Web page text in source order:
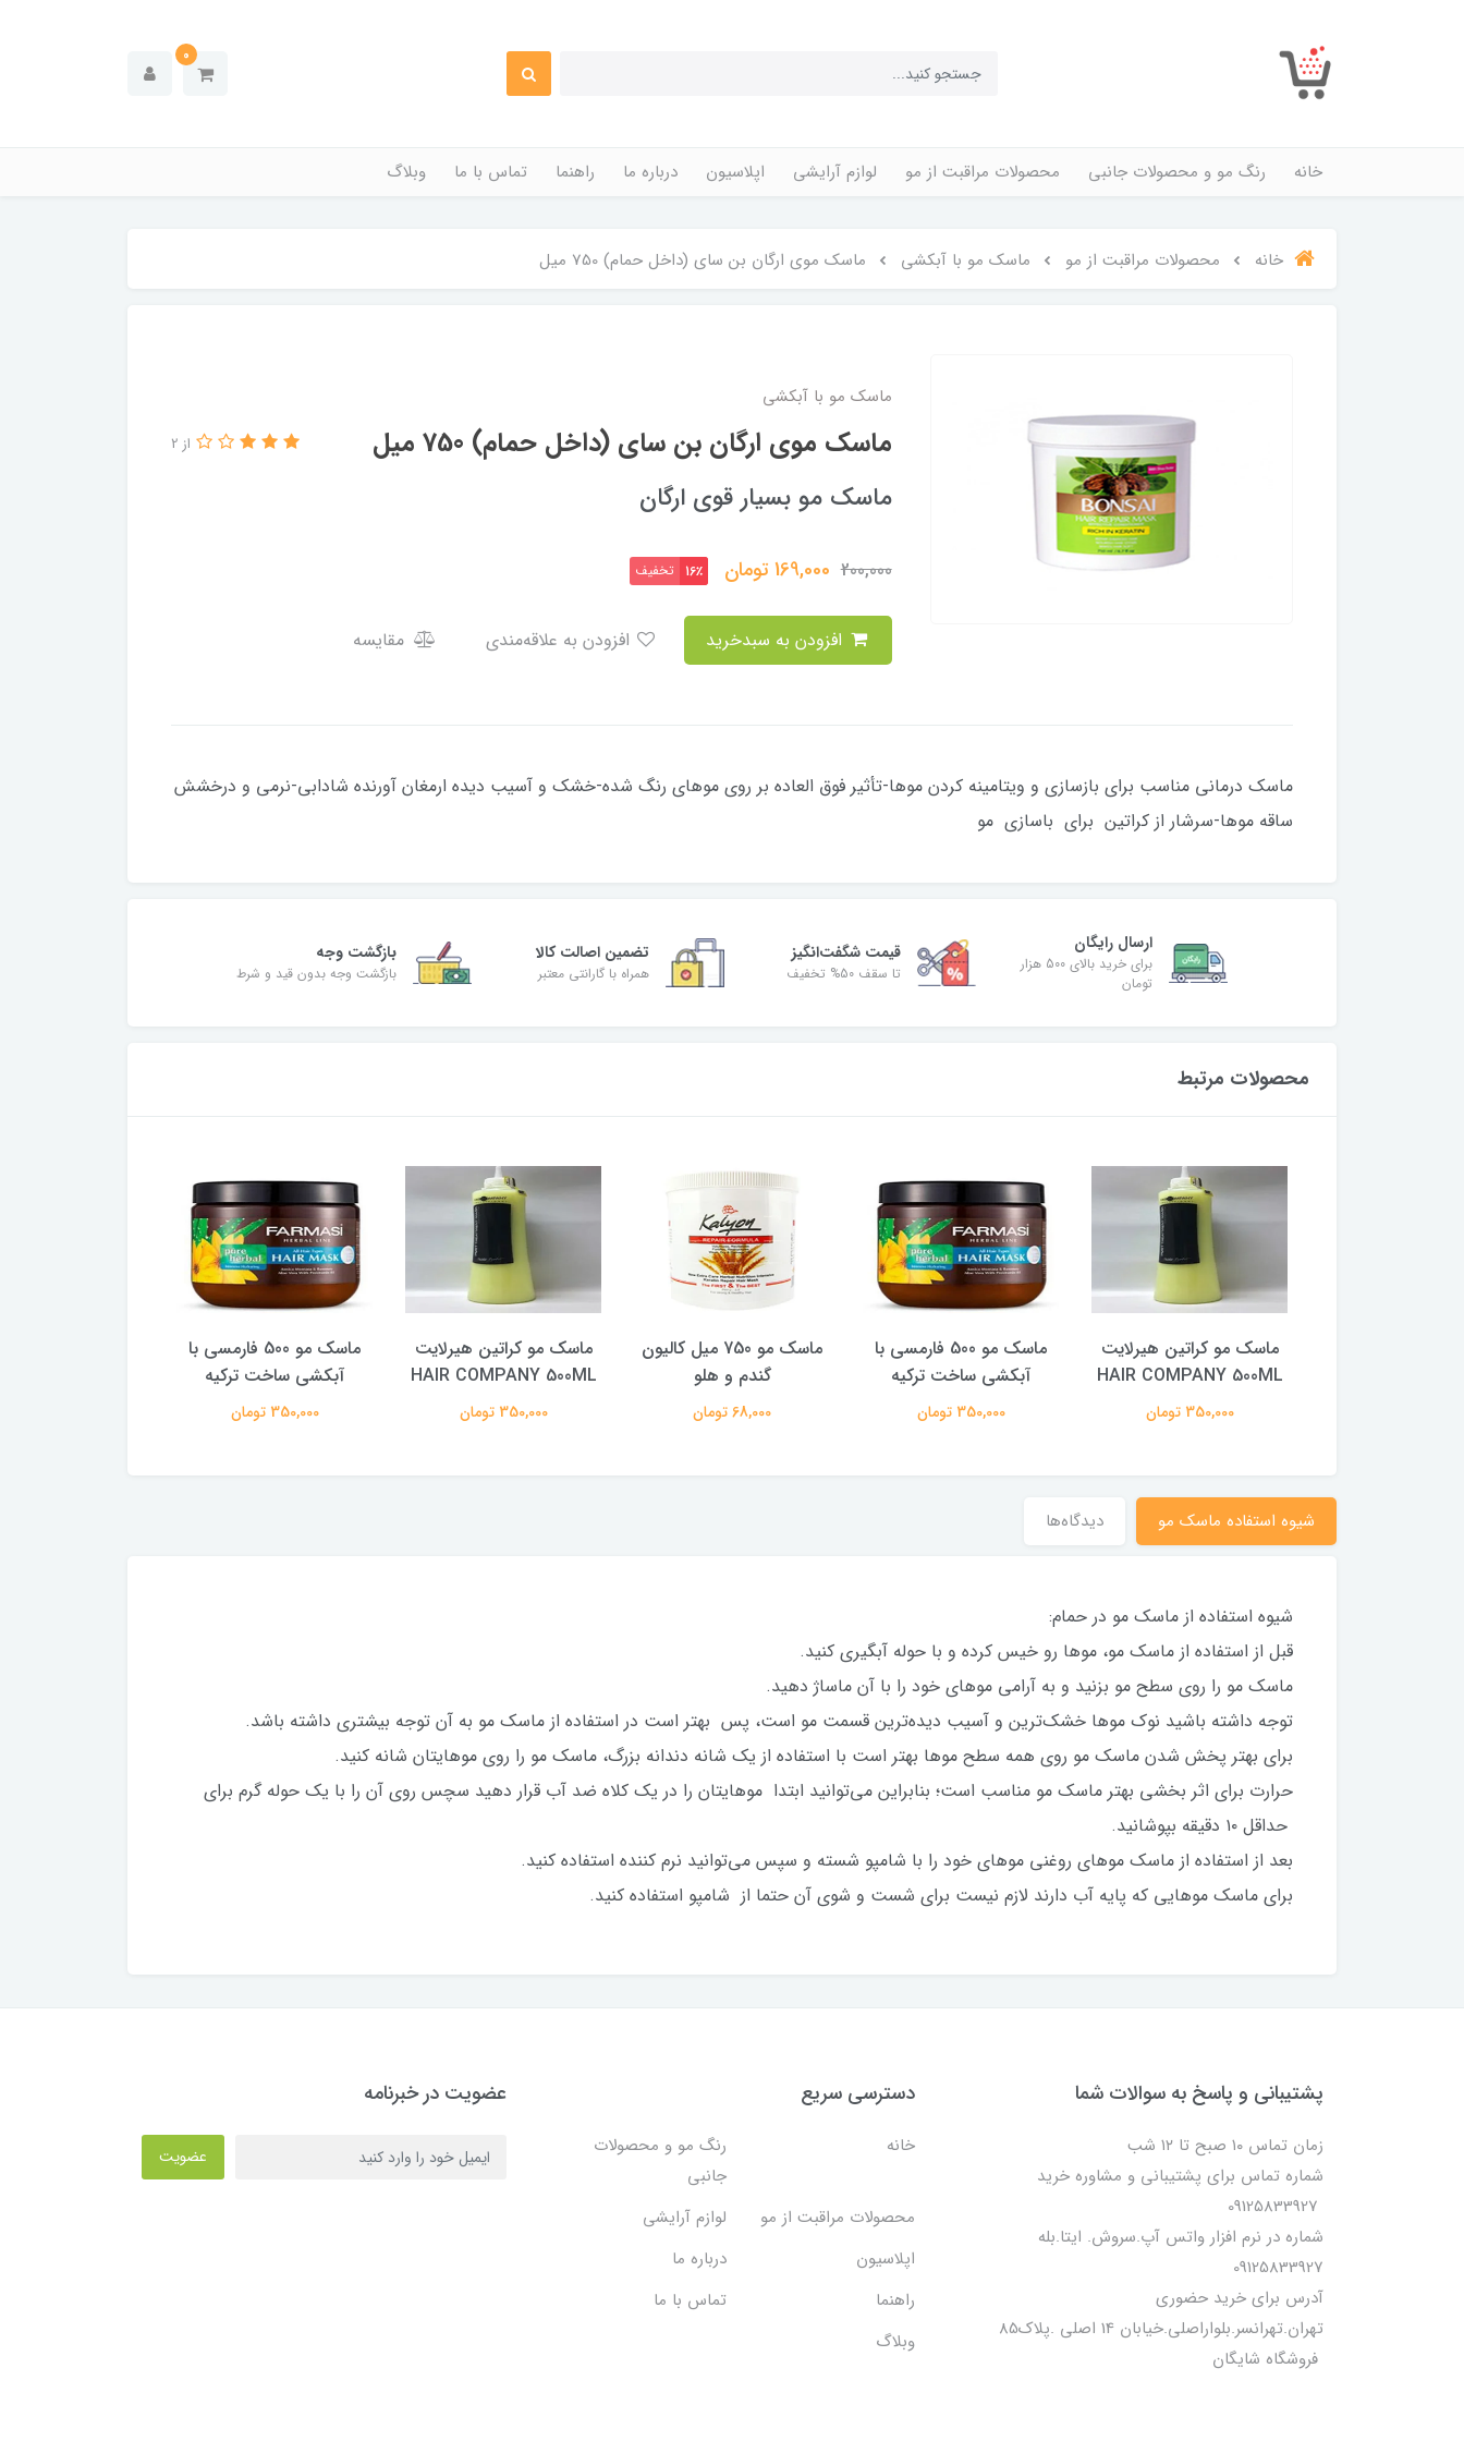
0
خانه رنگ مو و محصولات جانبی محصولات مراقبت از مو لوازم آرایشی اپلاسیون درباره ما راهنما تماس با ما وبلاگ
خانه محصولات مراقبت از مو ماسک مو با آبکشی ماسک موی ارگان بن سای (داخل حمام) 750 میل
ماسک مو با آبکشی
ماسک موی ارگان بن سای (داخل حمام) 750 میل از 2
ماسک مو بسیار قوی ارگان
200,000
169,000تومان 16٪ تخفیف
مقایسه
ماسک درمانی مناسب برای بازسازی و ویتامینه کردن موها-تأثیر فوق العاده بر روی موهای رنگ شده-خشک و آسیب دیده ارمغان آورنده شادابی-نرمی و درخشش
ساقه موها-سرشار از کراتین برای باسازی مو
ارسال رایگان
برای خرید بالای 500 هزار
تومان
قیمت شگفت‌انگیز
تا سقف 50% تخفیف
تضمین اصالت کالا
همراه با گارانتی معتبر
بازگشت وجه
بازگشت وجه بدون قید و شرط
محصولات مرتبط
ماسک مو کراتین هیرلایت
HAIR COMPANY 500ML
350,000 تومان
ماسک مو 500 فارمسی با
آبکشی ساخت ترکیه
350,000 تومان
ماسک مو 750 میل کالیون
گندم و هلو
68,000 تومان
ماسک مو کراتین هیرلایت
HAIR COMPANY 500ML
350,000 تومان
ماسک مو 500 فارمسی با
آبکشی ساخت ترکیه
350,000 تومان
شیوه استفاده ماسک مو دیدگاه‌ها
شیوه استفاده از ماسک مو در حمام:
قبل از استفاده از ماسک مو، مو‌ها رو خیس کرده و با حوله آبگیری کنید.
ماسک مو را روی سطح مو بزنید و به آرامی مو‌های خود را با آن ماساژ دهید.
توجه داشته باشید نوک مو‌ها خشک‌ترین و آسیب دیده‌ترین قسمت مو است، پس بهتر است در استفاده از ماسک مو به آن توجه بیشتری داشته باشد.
برای بهتر پخش شدن ماسک مو روی همه سطح مو‌ها بهتر است با استفاده از یک شانه دندانه بزرگ، ماسک مو را روی موهایتان شانه کنید.
حرارت برای اثر بخشی بهتر ماسک مو مناسب است؛ بنابراین می‌توانید ابتدا موهایتان را در یک کلاه ضد آب قرار دهید سچس روی آن را با یک حوله گرم برای
حداقل ۱۰ دقیقه بپوشانید.
بعد از استفاده از ماسک مو‌های روغنی مو‌های خود را با شامپو شسته و سپس می‌توانید نرم کننده استفاده کنید.
برای ماسک مو‌هایی که پایه آب دارند لازم نیست برای شست و شوی آن حتما از شامپو استفاده کنید.
پشتیبانی و پاسخ به سوالات شما
زمان تماس ۱۰ صبح تا ۱۲ شب
شماره تماس برای پشتیبانی و مشاوره خرید
شماره در نرم افزار واتس آپ.سروش. ایتا.بله
09125833927
آدرس برای خرید حضوری
تهران.تهرانسر.بلواراصلی.خیابان 14 اصلی .پلاک85
فروشگاه شایگان
دسترسی سریع
خانه
رنگ مو و محصولات
جانبی
محصولات مراقبت از مو
لوازم آرایشی
اپلاسیون
درباره ما
راهنما
تماس با ما
وبلاگ
عضویت در خبرنامه
عضویت